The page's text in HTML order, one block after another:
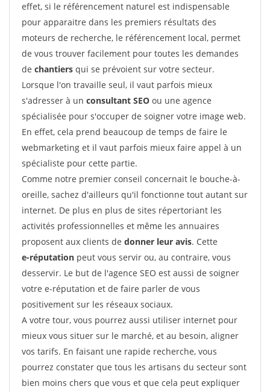
effet, si le référencement naturel est indispensable
pour apparaitre dans les premiers résultats des
moteurs de recherche, le référencement local, permet
de vous trouver facilement pour toutes les demandes
de chantiers qui se prévoient sur votre secteur.
Lorsque l'on travaille seul, il vaut parfois mieux
s'adresser à un consultant SEO ou une agence
spécialisée pour s'occuper de soigner votre image web.
En effet, cela prend beaucoup de temps de faire le
webmarketing et il vaut parfois mieux faire appel à un
spécialiste pour cette partie.
Comme notre premier conseil concernait le bouche-à-
oreille, sachez d'ailleurs qu'il fonctionne tout autant sur
internet. De plus en plus de sites répertoriant les
activités professionnelles et même les annuaires
proposent aux clients de donner leur avis. Cette
e-réputation peut vous servir ou, au contraire, vous
desservir. Le but de l'agence SEO est aussi de soigner
votre e-réputation et de faire parler de vous
positivement sur les réseaux sociaux.
A votre tour, vous pourrez aussi utiliser internet pour
mieux vous situer sur le marché, et au besoin, aligner
vos tarifs. En faisant une rapide recherche, vous
pourrez constater que tous les artisans du secteur sont
bien moins chers que vous et que cela peut expliquer